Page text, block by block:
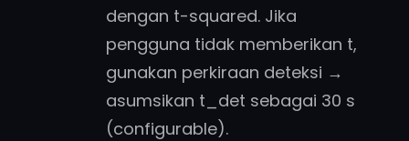
dengan t-squared. Jika
pengguna tidak memberikan t,
gunakan perkiraan deteksi →
asumsikan t_det sebagai 30 s
(configurable).